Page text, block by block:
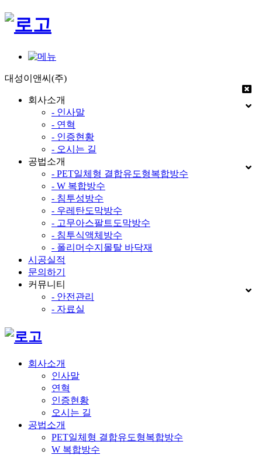
대성이앤씨(주)
회사소개
- 인사말
- 연혁
- 인증현황
- 오시는 길
공법소개
- PET일체형 결합유도형복합방수
- W 복합방수
- 침투성방수
- 우레탄도막방수
- 고무아스팔트도막방수
- 침투식액체방수
- 폴리머수지몰탈 바닥재
시공실적
문의하기
커뮤니티
- 안전관리
- 자료실
회사소개
인사말
연혁
인증현황
오시는 길
공법소개
PET일체형 결합유도형복합방수
W 복합방수